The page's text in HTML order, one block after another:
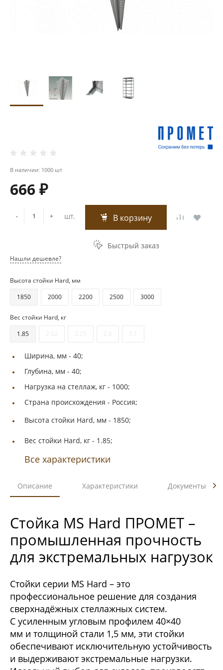
В наличии: 1000 шт
666 ₽
- + шт. В корзину
Быстрый заказ
Нашли дешевле?
Высота стойки Hard, мм
1850
2000 2200 2500 3000
Вес стойки Hard, кг
1.85
Ширина, мм - 40;
Глубина, мм - 40;
Нагрузка на стеллаж, кг - 1000;
Страна происхождения - Россия;
Высота стойки Hard, мм - 1850;
Вес стойки Hard, кг - 1.85;
Все характеристики
Описание Характеристики Документы
Стойка MS Hard ПРОМЕТ –
промышленная прочность
для экстремальных нагрузок
Стойки серии MS Hard – это
профессиональное решение для создания
сверхнадёжных стеллажных систем.
С усиленным угловым профилем 40×40
мм и толщиной стали 1,5 мм, эти стойки
обеспечивают исключительную устойчивость
и выдерживают экстремальные нагрузки.